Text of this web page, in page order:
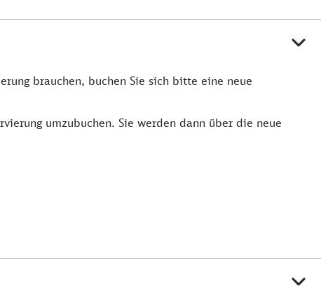
brauchen, buchen Sie sich bitte eine neue
umzubuchen. Sie werden dann über die neue